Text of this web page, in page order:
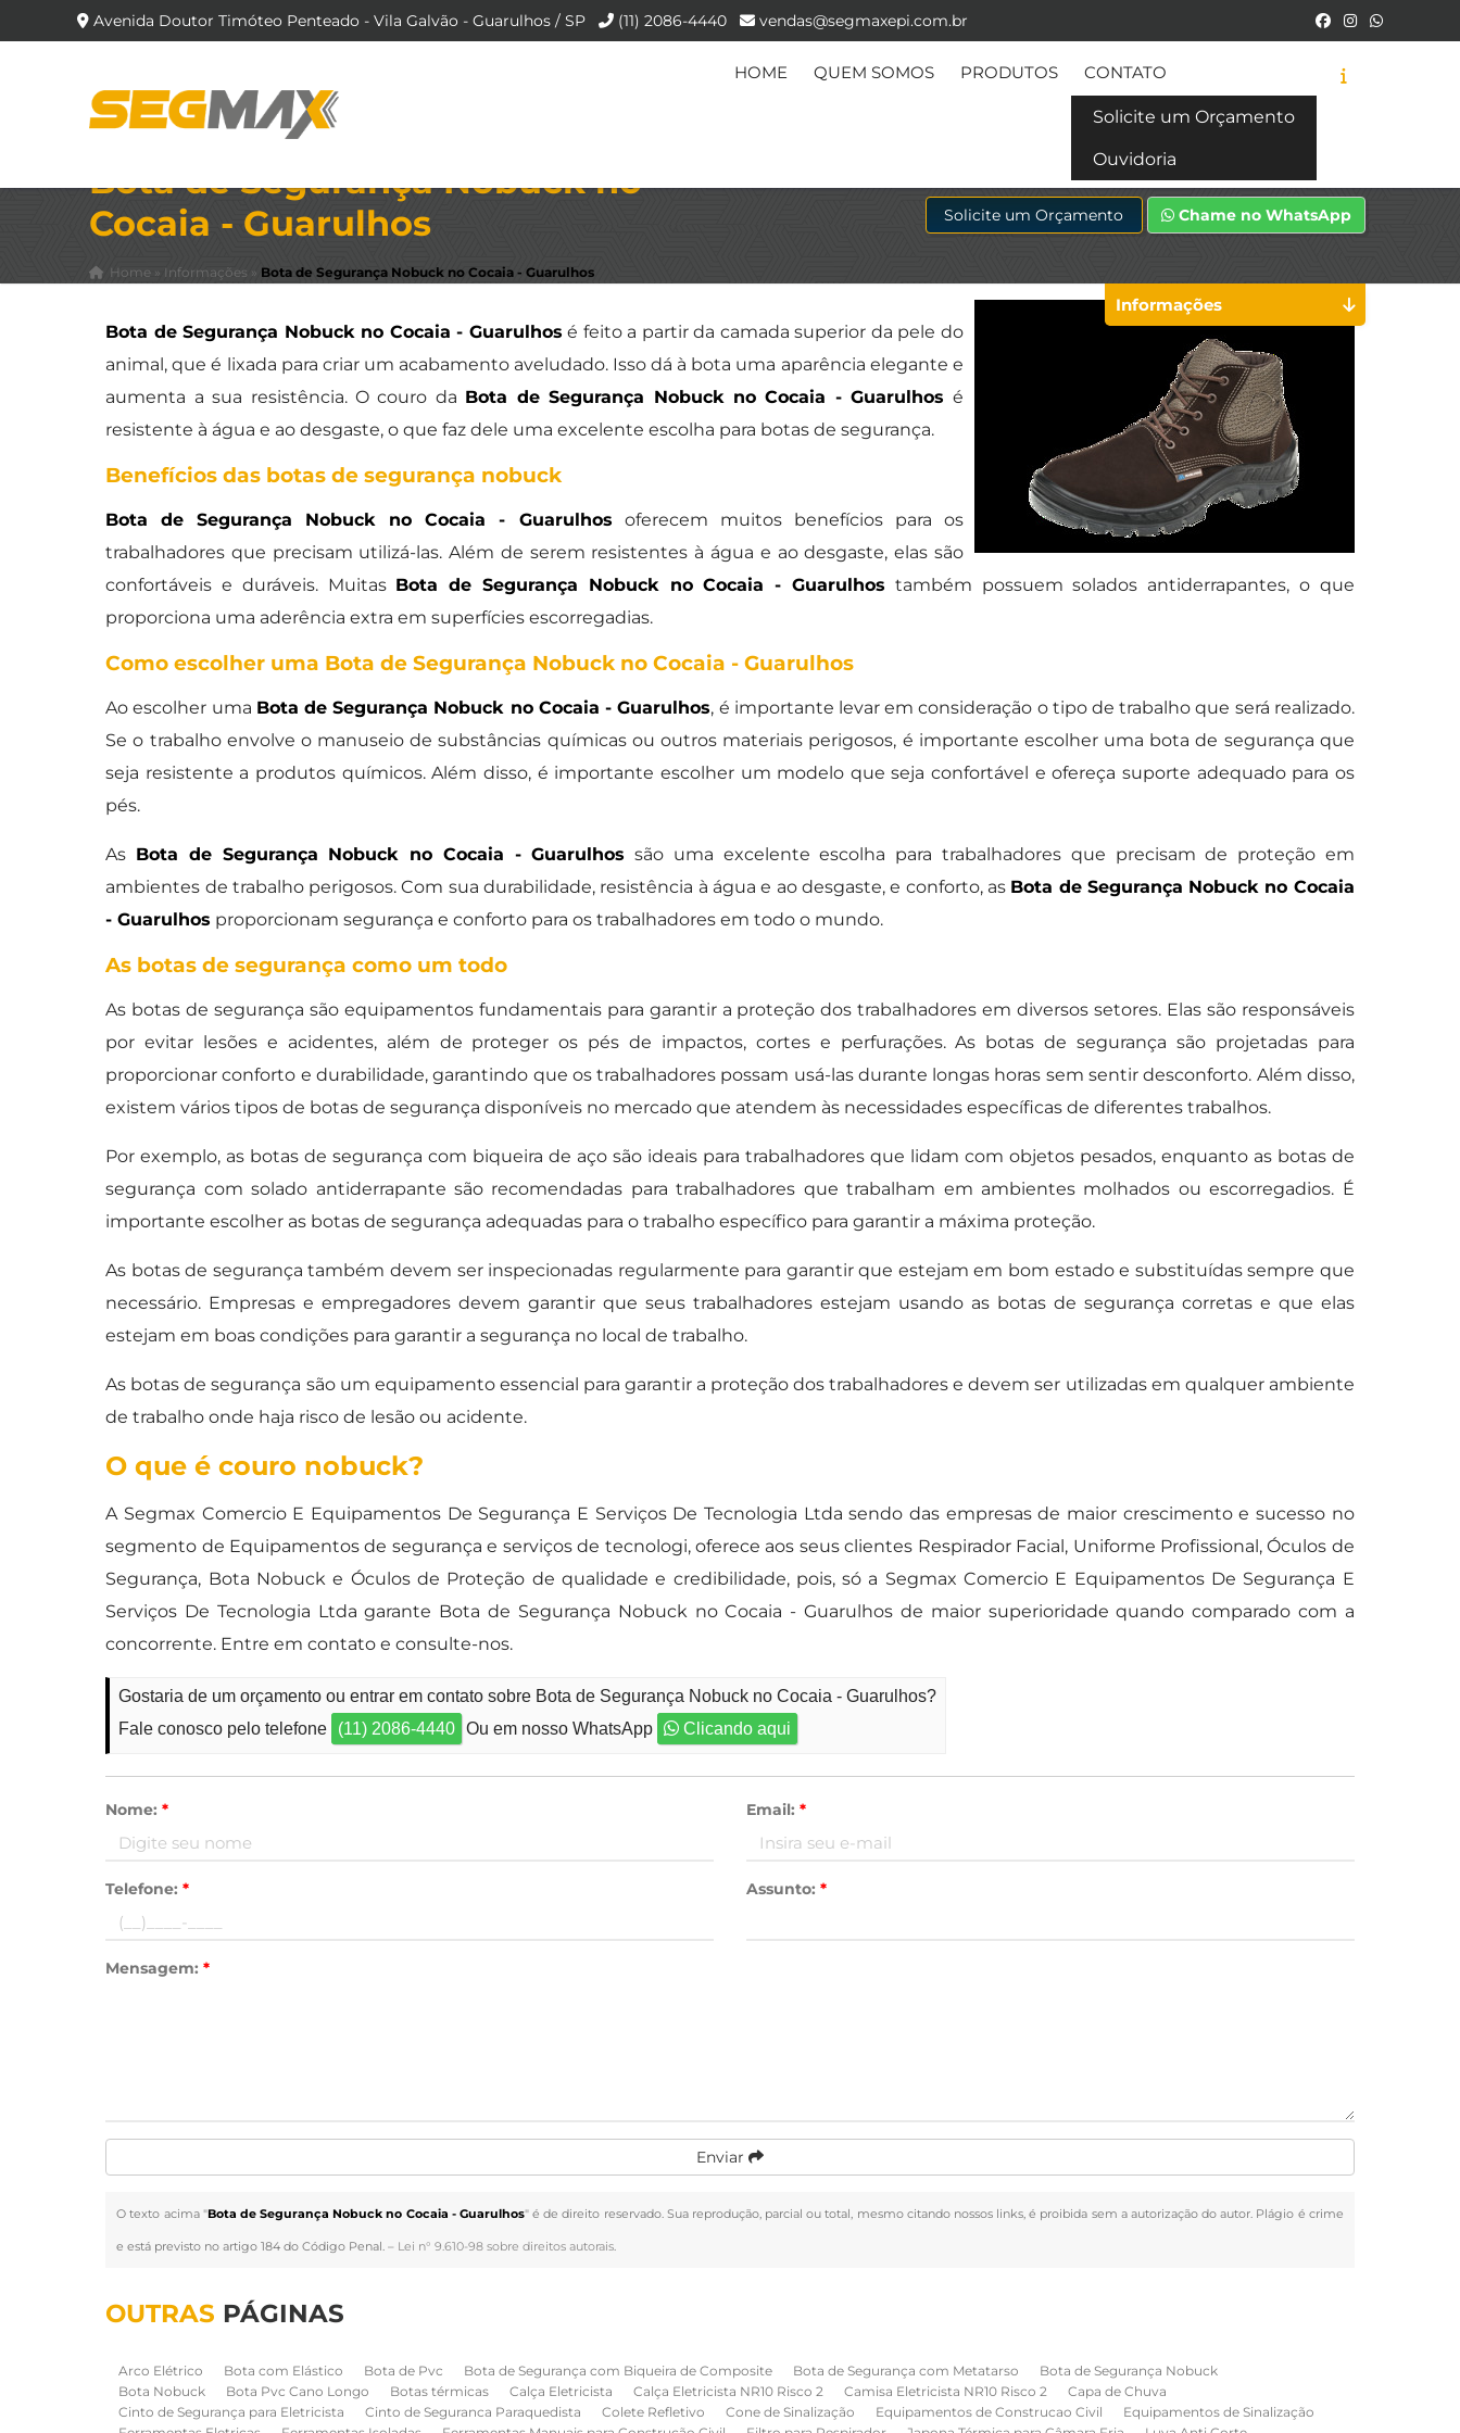
Avenida Doutor Timóteo Penteado - Vila Galvão - Guarulhos / SP (11) 2086-4440 vendas@segmaxepi.com.br
HOME QUEM SOMOS PRODUTOS CONTATO
Solicite um Orçamento
Ouvidoria
Bota de Segurança Nobuck no
Cocaia - Guarulhos
Home » Informações » Bota de Segurança Nobuck no Cocaia - Guarulhos
Solicite um Orçamento Chame no WhatsApp
Bota de Segurança Nobuck no Cocaia - Guarulhos é feito a partir da camada superior da pele do
animal, que é lixada para criar um acabamento aveludado. Isso dá à bota uma aparência elegante e
aumenta a sua resistência. O couro da Bota de Segurança Nobuck no Cocaia - Guarulhos é
resistente à água e ao desgaste, o que faz dele uma excelente escolha para botas de segurança.
Benefícios das botas de segurança nobuck
Bota de Segurança Nobuck no Cocaia - Guarulhos oferecem muitos benefícios para os
trabalhadores que precisam utilizá-las. Além de serem resistentes à água e ao desgaste, elas são
confortáveis e duráveis. Muitas Bota de Segurança Nobuck no Cocaia - Guarulhos também possuem solados antiderrapantes, o que
proporciona uma aderência extra em superfícies escorregadias.
Como escolher uma Bota de Segurança Nobuck no Cocaia - Guarulhos
Ao escolher uma Bota de Segurança Nobuck no Cocaia - Guarulhos, é importante levar em consideração o tipo de trabalho que será realizado.
Se o trabalho envolve o manuseio de substâncias químicas ou outros materiais perigosos, é importante escolher uma bota de segurança que
seja resistente a produtos químicos. Além disso, é importante escolher um modelo que seja confortável e ofereça suporte adequado para os
pés.
As Bota de Segurança Nobuck no Cocaia - Guarulhos são uma excelente escolha para trabalhadores que precisam de proteção em
ambientes de trabalho perigosos. Com sua durabilidade, resistência à água e ao desgaste, e conforto, as Bota de Segurança Nobuck no Cocaia
- Guarulhos proporcionam segurança e conforto para os trabalhadores em todo o mundo.
As botas de segurança como um todo
As botas de segurança são equipamentos fundamentais para garantir a proteção dos trabalhadores em diversos setores. Elas são responsáveis
por evitar lesões e acidentes, além de proteger os pés de impactos, cortes e perfurações. As botas de segurança são projetadas para
proporcionar conforto e durabilidade, garantindo que os trabalhadores possam usá-las durante longas horas sem sentir desconforto. Além disso,
existem vários tipos de botas de segurança disponíveis no mercado que atendem às necessidades específicas de diferentes trabalhos.
Por exemplo, as botas de segurança com biqueira de aço são ideais para trabalhadores que lidam com objetos pesados, enquanto as botas de
segurança com solado antiderrapante são recomendadas para trabalhadores que trabalham em ambientes molhados ou escorregadios. É
importante escolher as botas de segurança adequadas para o trabalho específico para garantir a máxima proteção.
As botas de segurança também devem ser inspecionadas regularmente para garantir que estejam em bom estado e substituídas sempre que
necessário. Empresas e empregadores devem garantir que seus trabalhadores estejam usando as botas de segurança corretas e que elas
estejam em boas condições para garantir a segurança no local de trabalho.
As botas de segurança são um equipamento essencial para garantir a proteção dos trabalhadores e devem ser utilizadas em qualquer ambiente
de trabalho onde haja risco de lesão ou acidente.
O que é couro nobuck?
A Segmax Comercio E Equipamentos De Segurança E Serviços De Tecnologia Ltda sendo das empresas de maior crescimento e sucesso no
segmento de Equipamentos de segurança e serviços de tecnologi, oferece aos seus clientes Respirador Facial, Uniforme Profissional, Óculos de
Segurança, Bota Nobuck e Óculos de Proteção de qualidade e credibilidade, pois, só a Segmax Comercio E Equipamentos De Segurança E
Serviços De Tecnologia Ltda garante Bota de Segurança Nobuck no Cocaia - Guarulhos de maior superioridade quando comparado com a
concorrente. Entre em contato e consulte-nos.
Gostaria de um orçamento ou entrar em contato sobre Bota de Segurança Nobuck no Cocaia - Guarulhos?
Fale conosco pelo telefone
(11) 2086-4440 Ou em nosso WhatsApp Clicando aqui
Nome:* Email: *
Telefone:* Assunto: *
Mensagem:*
Enviar
O texto acima "Bota de Segurança Nobuck no Cocaia - Guarulhos" é de direito reservado. Sua reprodução, parcial ou total, mesmo citando nossos links, é proibida sem a autorização do autor. Plágio é crime
e está previsto no artigo 184 do Código Penal. – Lei n° 9.610-98 sobre direitos autorais.
Informações
OUTRAS PÁGINAS
Arco Elétrico Bota com Elástico Bota de Pvc Bota de Segurança com Biqueira de Composite Bota de Segurança com Metatarso
Bota de Segurança Nobuck
Bota Nobuck
Bota Pvc Cano Longo Botas térmicas Calça Eletricista Calça Eletricista NR10 Risco 2 Camisa Eletricista NR10 Risco 2
Capa de Chuva
Cinto de Segurança para Eletricista
Cinto de Seguranca Paraquedista Colete Refletivo Cone de Sinalização Equipamentos de Construcao Civil
Equipamentos de Sinalização